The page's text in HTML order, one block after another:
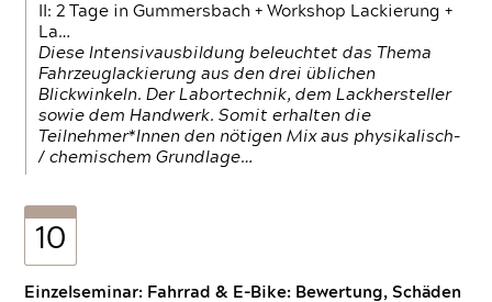
II: 2 Tage in Gummersbach + Workshop Lackierung +
La…
Diese Intensivausbildung beleuchtet das Thema
Fahrzeuglackierung aus den drei üblichen
Blickwinkeln. Der Labortechnik, dem Lackhersteller
sowie dem Handwerk. Somit erhalten die
Teilnehmer*Innen den nötigen Mix aus physikalisch-
/ chemischem Grundlage…
10
Einzelseminar: Fahrrad & E-Bike: Bewertung, Schäden